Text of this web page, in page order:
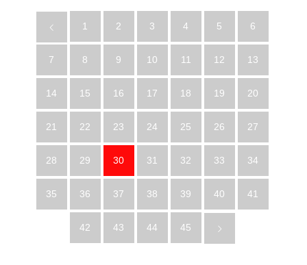
1 2 3 4 5 6
7 8 9 10 11 12 13
14 15 16 17 18 19 20
21 22 23 24 25 26 27
28 29 30 31 32 33 34
35 36 37 38 39 40 41
42 43 44 45